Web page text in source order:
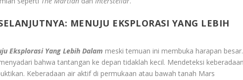
MENUJU EKSPLORASI YANG LEBIH
Eksplorasi Yang Lebih Dalam meski temuan ini membuka harapan besar.
bahwa tantangan ke depan tidaklah kecil. Mendeteksi keberadaan
Keberadaan air aktif di permukaan atau bawah tanah Mars